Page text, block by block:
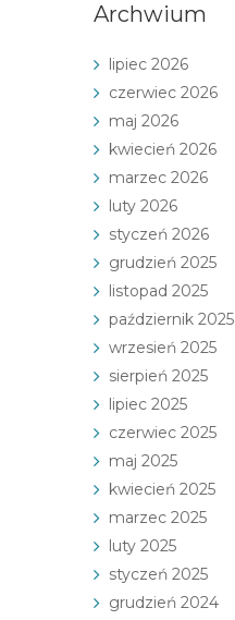
Archwium
lipiec 2026
czerwiec 2026
maj 2026
kwiecień 2026
marzec 2026
luty 2026
styczeń 2026
grudzień 2025
listopad 2025
październik 2025
wrzesień 2025
sierpień 2025
lipiec 2025
czerwiec 2025
maj 2025
kwiecień 2025
marzec 2025
luty 2025
styczeń 2025
grudzień 2024